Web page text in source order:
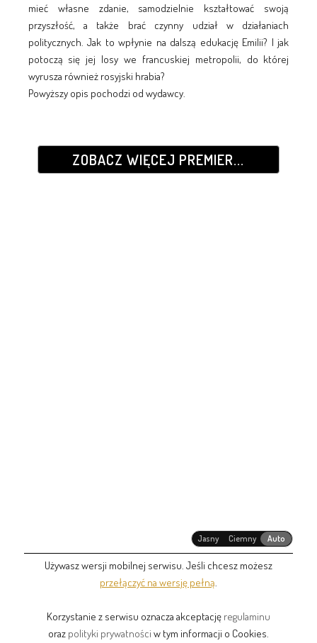
mieć własne zdanie, samodzielnie kształtować swoją
przyszłość, a także brać czynny udział w działaniach
politycznych. Jak to wpłynie na dalszą edukację Emilii? I jak
potoczą się jej losy we francuskiej metropolii, do której
wyrusza również rosyjski hrabia?
Powyższy opis pochodzi od wydawcy.
ZOBACZ WIĘCEJ PREMIER...
Jasny Ciemny Auto
Używasz wersji mobilnej serwisu. Jeśli chcesz możesz
przełączyć na wersję pełną
Korzystanie z serwisu oznacza akceptację regulaminu
oraz polityki prywatności w tym informacji o Cookies.